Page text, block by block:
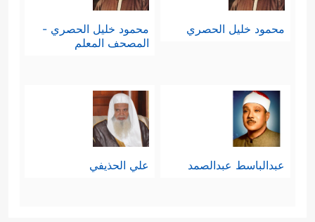
محمود خليل الحصري
محمود خليل الحصري -
المصحف المعلم
عبدالباسط عبدالصمد علي الحذيفي